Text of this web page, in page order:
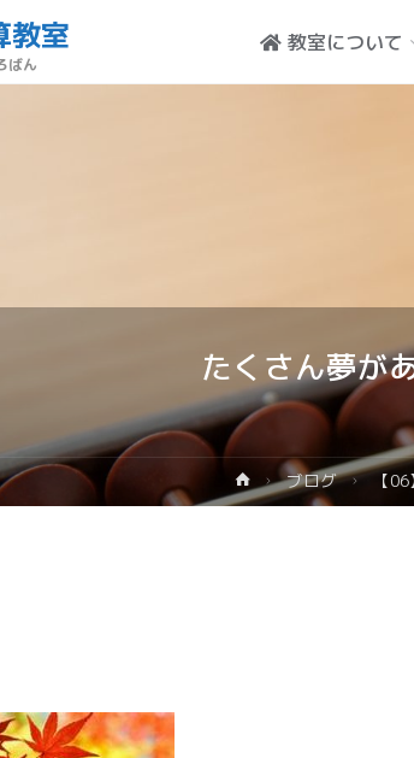
教室
ばん
教室について
たくさん夢が
ブログ 【